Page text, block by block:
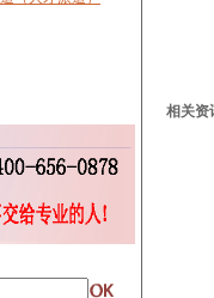
相关资